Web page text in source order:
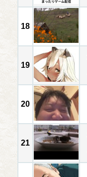
18
19
20
21